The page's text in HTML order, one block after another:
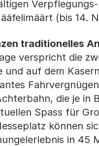
(bis 14.
traditionelles
verspricht die
und auf dem
die je in
Spass für
können
in 45